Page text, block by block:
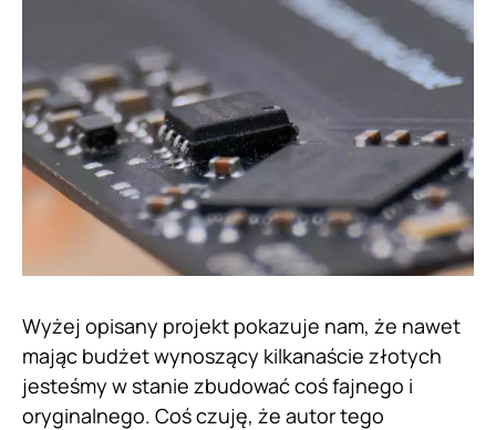
Wyżej opisany projekt pokazuje nam, że nawet
mając budżet wynoszący kilkanaście złotych
jesteśmy w stanie zbudować coś fajnego i
oryginalnego. Coś czuję, że autor tego